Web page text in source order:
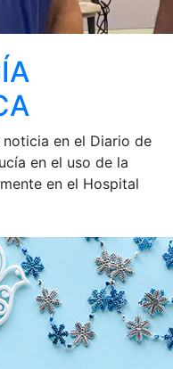
en el Diario de
en el uso de la
en el Hospital